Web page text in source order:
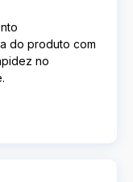
do produto com
no